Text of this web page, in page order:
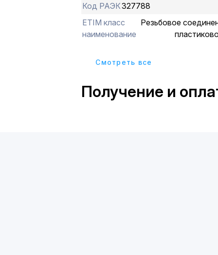
Код РАЭК327788
ETIM класс
наименование
Резьбовое
Cмотреть все
Получение и